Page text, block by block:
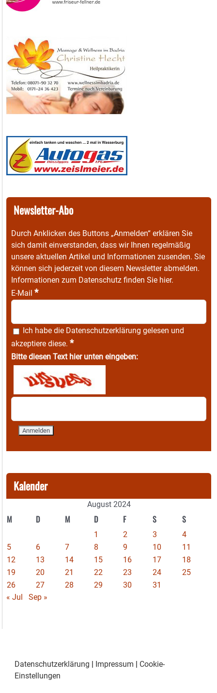
Newsletter-Abo
Durch Anklicken des Buttons „Anmelden“ erklären Sie
sich damit einverstanden, dass wir Ihnen regelmäßig
unsere aktuellen Artikel und Informationen zusenden. Sie
können sich jederzeit von diesem Newsletter abmelden.
Informationen zum Datenschutz finden Sie hier.
E-Mail *
Ich habe die Datenschutzerklärung gelesen und
akzeptiere diese. *
Bitte diesen Text hier unten eingeben:
Kalender
August 2024
M D M D F S S
1 2 3
4
5
6 7 8 9 10
11
12
13 14 15 16 17
18
19
20 21 22 23 24
25
26
27 28 29 30
31
« Jul
Sep »
Datenschutzerklärung Impressum
Cookie-
Einstellungen